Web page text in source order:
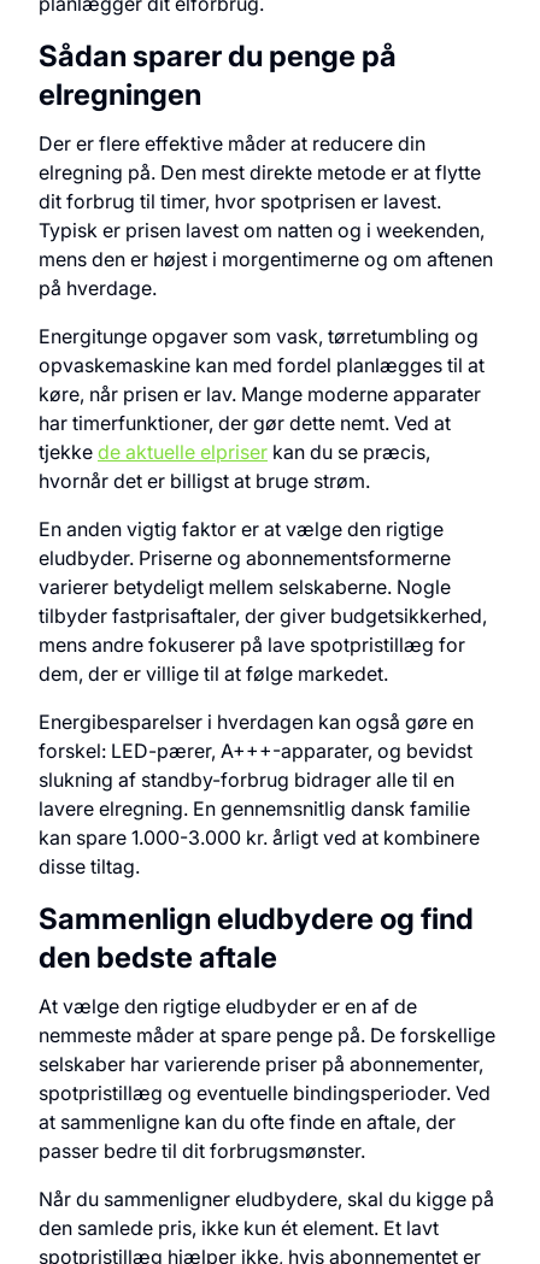
Sådan sparer du penge på
elregningen
Der er flere effektive måder at reducere din
elregning på. Den mest direkte metode er at flytte
dit forbrug til timer, hvor spotprisen er lavest.
Typisk er prisen lavest om natten og i weekenden,
mens den er højest i morgentimerne og om aftenen
på hverdage.
Energitunge opgaver som vask, tørretumbling og
opvaskemaskine kan med fordel planlægges til at
køre, når prisen er lav. Mange moderne apparater
har timerfunktioner, der gør dette nemt. Ved at
tjekke de aktuelle elpriser kan du se præcis,
hvornår det er billigst at bruge strøm.
En anden vigtig faktor er at vælge den rigtige
eludbyder. Priserne og abonnementsformerne
varierer betydeligt mellem selskaberne. Nogle
tilbyder fastprisaftaler, der giver budgetsikkerhed,
mens andre fokuserer på lave spotpristillæg for
dem, der er villige til at følge markedet.
Energibesparelser i hverdagen kan også gøre en
forskel: LED-pærer, A+++-apparater, og bevidst
slukning af standby-forbrug bidrager alle til en
lavere elregning. En gennemsnitlig dansk familie
kan spare 1.000-3.000 kr. årligt ved at kombinere
disse tiltag.
Sammenlign eludbydere og find
den bedste aftale
At vælge den rigtige eludbyder er en af de
nemmeste måder at spare penge på. De forskellige
selskaber har varierende priser på abonnementer,
spotpristillæg og eventuelle bindingsperioder. Ved
at sammenligne kan du ofte finde en aftale, der
passer bedre til dit forbrugsmønster.
Når du sammenligner eludbydere, skal du kigge på
den samlede pris, ikke kun ét element. Et lavt
spotpristillæg hjælper ikke, hvis abonnementet er